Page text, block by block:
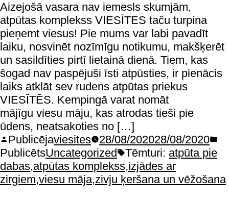
Aizejošā vasara nav iemesls skumjām,
atpūtas komplekss VIESĪTES taču turpina
pieņemt viesus! Pie mums var labi pavadīt
laiku, nosvinēt nozīmīgu notikumu, makšķerēt
un sasildīties pirtī lietainā dienā. Tiem, kas
šogad nav paspējuši īsti atpūsties, ir pienācis
laiks atklāt sev rudens atpūtas priekus
VIESĪTĒS. Kempingā varat nomāt
mājīgu viesu māju, kas atrodas tieši pie
ūdens, neatsakoties no […]
Publicējaviesites 28/08/202028/08/2020
PublicētsUncategorized Tēmturi: atpūta pie
dabas,atpūtas komplekss,izjādes ar
zirgiem,viesu māja,zivju ķeršana un vēžošana